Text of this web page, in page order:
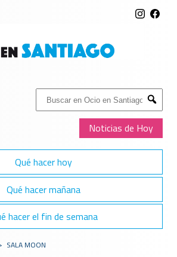
Buscar:
Submit
Noticias de Hoy
Qué hacer hoy
Qué hacer mañana
hacer el fin de semana
SALA MOON